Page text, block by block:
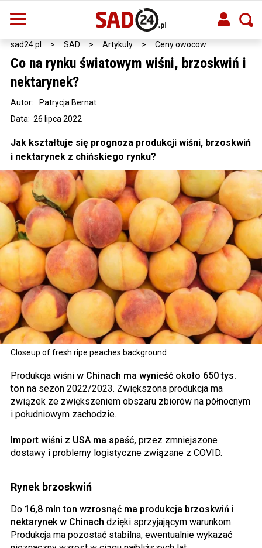
sad24.pl > SAD > Artykuly > Ceny owocow
Closeup of fresh ripe peaches background
Co na rynku światowym wiśni, brzoskwiń i
nektarynek?
Data: 26 lipca 2022
Autor: Patrycja Bernat
Jak kształtuje się prognoza produkcji wiśni, brzoskwiń
i nektarynek z chińskiego rynku?
Produkcja wiśni w Chinach ma wynieść około 650 tys.
ton na sezon 2022/2023. Zwiększona produkcja ma
związek ze zwiększeniem obszaru zbiorów na północnym
i południowym zachodzie.
Import wiśni z USA ma spaść, przez zmniejszone
dostawy i problemy logistyczne związane z COVID.
Rynek brzoskwiń
Do 16,8 mln ton wzrosnąć ma produkcja brzoskwiń i
nektarynek w Chinach dzięki sprzyjającym warunkom.
Produkcja ma pozostać stabilna, ewentualnie wykazać